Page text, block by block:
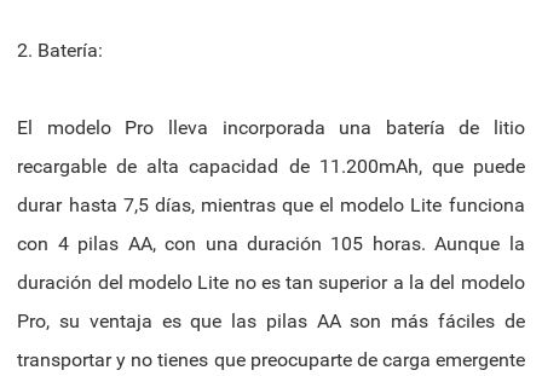
2. Batería:
El modelo Pro lleva incorporada una batería de litio
recargable de alta capacidad de 11.200mAh, que puede
durar hasta 7,5 días, mientras que el modelo Lite funciona
con 4 pilas AA, con una duración 105 horas. Aunque la
duración del modelo Lite no es tan superior a la del modelo
Pro, su ventaja es que las pilas AA son más fáciles de
transportar y no tienes que preocuparte de carga emergente